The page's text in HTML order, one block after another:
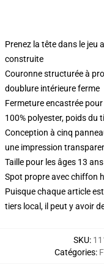
Prenez la tête dans le jeu
construite
Couronne structurée à
doublure intérieure ferme
Fermeture encastrée
100% polyester, poids du
Conception à cinq
une impression
Taille pour les âges 13
Spot propre avec chiffon
Puisque chaque article
tiers local, il peut y avoir
SKU:
Catégories: